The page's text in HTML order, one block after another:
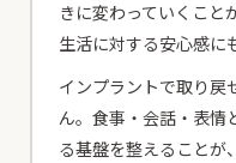
きに変わっていくこと
生活に対する安心感に
インプラントで取り戻
ん。食事・会話・表情
る基盤を整えることが